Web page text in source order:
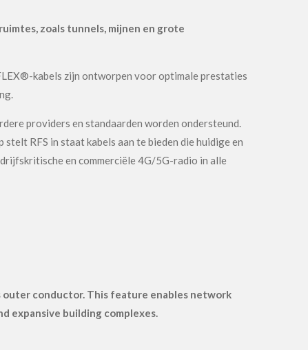
zoals tunnels, mijnen en grote
kabels zijn ontworpen voor optimale prestaties
providers en standaarden worden ondersteund.
RFS in staat kabels aan te bieden die huidige en
en commerciële 4G/5G-radio in alle
outer conductor. This feature enables network
expansive building complexes.